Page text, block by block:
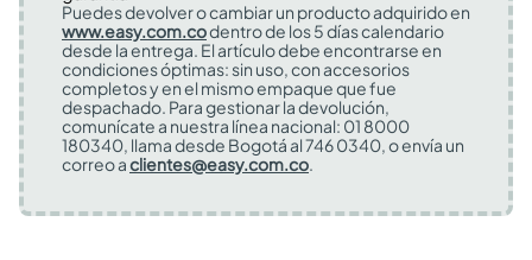
Puedes devolver o cambiar un producto adquirido en
www.easy.com.codentro de los 5 días calendario
desde la entrega. El artículo debe encontrarse en
condiciones óptimas: sin uso, con accesorios
completos y en el mismo empaque que fue
despachado. Para gestionar la devolución,
comunícate a nuestra línea nacional: 01 8000
180340, llama desde Bogotá al 746 0340, o envía un
correo aclientes@easy.com.co.